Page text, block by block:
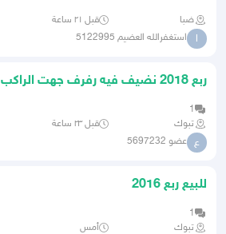
ضبا قبل ٢١ ساعة
ا استغفرالله العضيم 5122995
ربع 2018 نضيف فيه رفرف جهت الراكب
1
تبوك
قبل ٢٣ ساعة
ع عضو 5697232
للبيع ربع 2016
1
تبوك
أمس